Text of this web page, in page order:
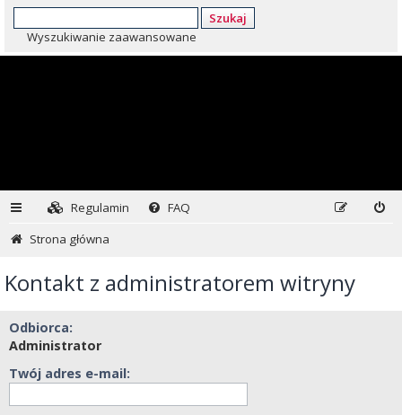
Szukaj
Wyszukiwanie zaawansowane
Regulamin
FAQ
Strona główna
Kontakt z administratorem witryny
Odbiorca:
Administrator
Twój adres e-mail: